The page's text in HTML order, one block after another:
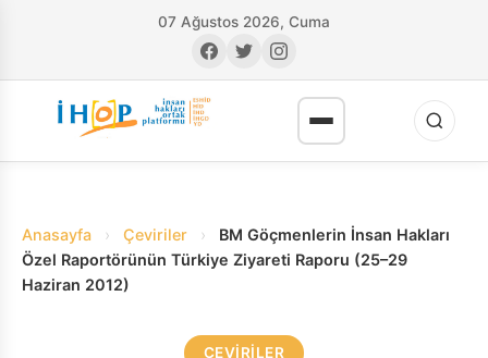
07 Ağustos 2026, Cuma
Anasayfa › Çeviriler ›
BM Göçmenlerin İnsan Hakları
Özel Raportörünün Türkiye Ziyareti Raporu (25–29
Haziran 2012)
ÇEVIRILER